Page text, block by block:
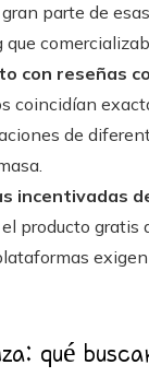
parte de
con reseñas
coincidían
de
incentivadas
producto
qué